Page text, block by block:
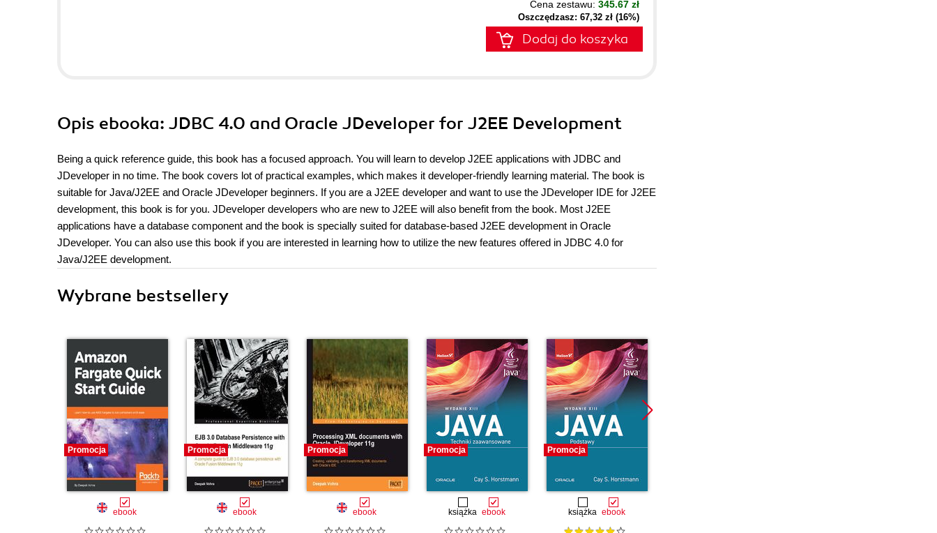
Cena zestawu: 345.67 zł
Oszczędzasz: 67,32 zł (16%)
Dodaj do koszyka
Opis ebooka: JDBC 4.0 and Oracle JDeveloper for J2EE Development
Being a quick reference guide, this book has a focused approach. You will learn to develop J2EE applications with JDBC and
JDeveloper in no time. The book covers lot of practical examples, which makes it developer-friendly learning material. The book is
suitable for Java/J2EE and Oracle JDeveloper beginners. If you are a J2EE developer and want to use the JDeveloper IDE for J2EE
development, this book is for you. JDeveloper developers who are new to J2EE will also benefit from the book. Most J2EE
applications have a database component and the book is specially suited for database-based J2EE development in Oracle
JDeveloper. You can also use this book if you are interested in learning how to utilize the new features offered in JDBC 4.0 for
Java/J2EE development.
Wybrane bestsellery
Promocja
ebook
Promocja
ebook
Promocja
ebook
Promocja
książka ebook
Promocja
książka ebook